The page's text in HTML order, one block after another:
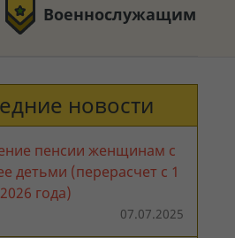
Военнослужащим
новости
пенсии женщинам с
детьми (перерасчет с 1
года)
07.07.2025